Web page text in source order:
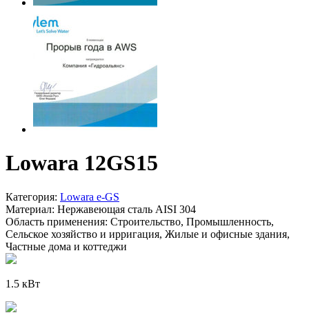
Lowara 12GS15
Категория: Lowara e-GS
Материал: Нержавеющая сталь AISI 304
Область применения: Строительство, Промышленность,
Сельское хозяйство и ирригация, Жилые и офисные здания,
Частные дома и коттеджи
1.5 кВт